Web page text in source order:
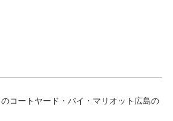
コートヤード・バイ・マリオット広島の